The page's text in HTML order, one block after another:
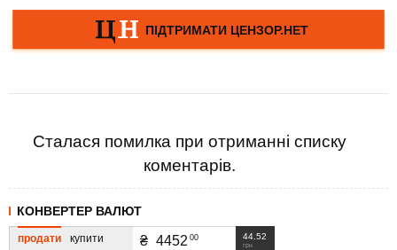
Сталася помилка при отриманні списку
коментарів.
КОНВЕРТЕР ВАЛЮТ
продати купити 44.52
грн
₴ 4452 00